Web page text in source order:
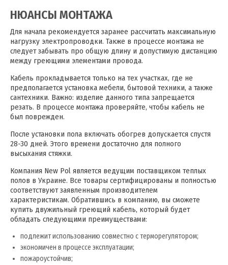
НЮАНСЫ МОНТАЖА
Для начала рекомендуется заранее рассчитать максимальную
нагрузку электропроводки. Также в процессе монтажа не
следует забывать про общую длину и допустимую дистанцию
между греющими элементами провода.
Кабель прокладывается только на тех участках, где не
предполагается установка мебели, бытовой техники, а также
сантехники. Важно: изделие данного типа запрещается
резать. В процессе монтажа проверяйте, чтобы кабель не
был поврежден.
После установки пола включать обогрев допускается спустя
28-30 дней. Этого времени достаточно для полного
высыхания стяжки.
Компания New Pol является ведущим поставщиком теплых
полов в Украине. Все товары сертифицированы и полностью
соответствуют заявленным производителем
характеристикам. Обратившись в компанию, вы сможете
купить двужильный греющий кабель, который будет
обладать следующими преимуществами:
подлежит использованию совместно с терморегулятором;
экономичен в процессе эксплуатации;
пожароустойчив;